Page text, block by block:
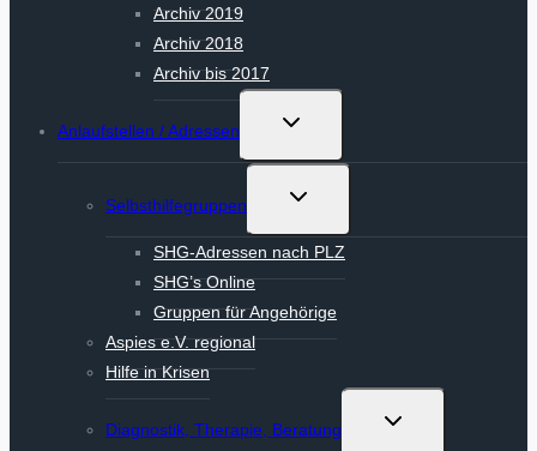
Archiv 2019
Archiv 2018
Archiv bis 2017
Anlaufstellen / Adressen
Untermenü
Selbsthilfegruppen
Untermenü
SHG-Adressen nach PLZ
SHG’s Online
Gruppen für Angehörige
Aspies e.V. regional
Hilfe in Krisen
Diagnostik, Therapie, Beratung
Untermenü